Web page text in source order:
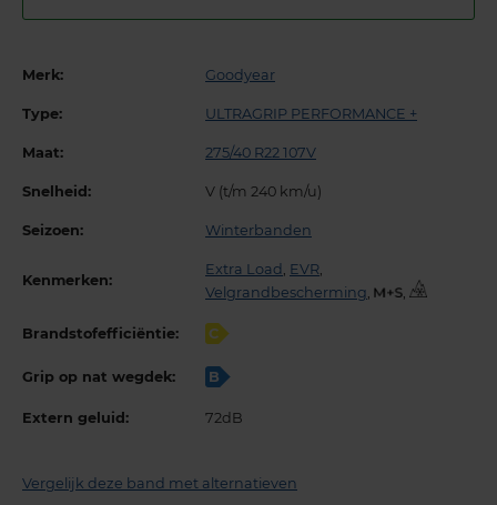
Merk: Goodyear
Type: ULTRAGRIP PERFORMANCE +
Maat: 275/40 R22 107V
Snelheid: V (t/m 240 km/u)
Seizoen: Winterbanden
Kenmerken:
Extra Load , EVR,
Velgrandbescherming, ,
Brandstofefficiëntie: C
Grip op nat wegdek: B
Extern geluid: 72dB
Vergelijk deze band met alternatieven